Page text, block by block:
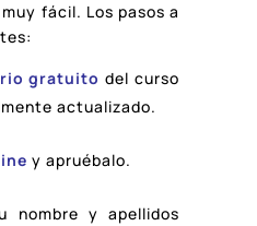
fácil. Los pasos a
gratuito del curso
actualizado.
y apruébalo.
nombre y apellidos